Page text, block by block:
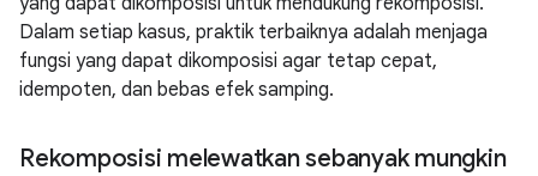
Dalam setiap kasus, praktik terbaiknya adalah menjaga
fungsi yang dapat dikomposisi agar tetap cepat,
idempoten, dan bebas efek samping.
Rekomposisi melewatkan sebanyak mungkin